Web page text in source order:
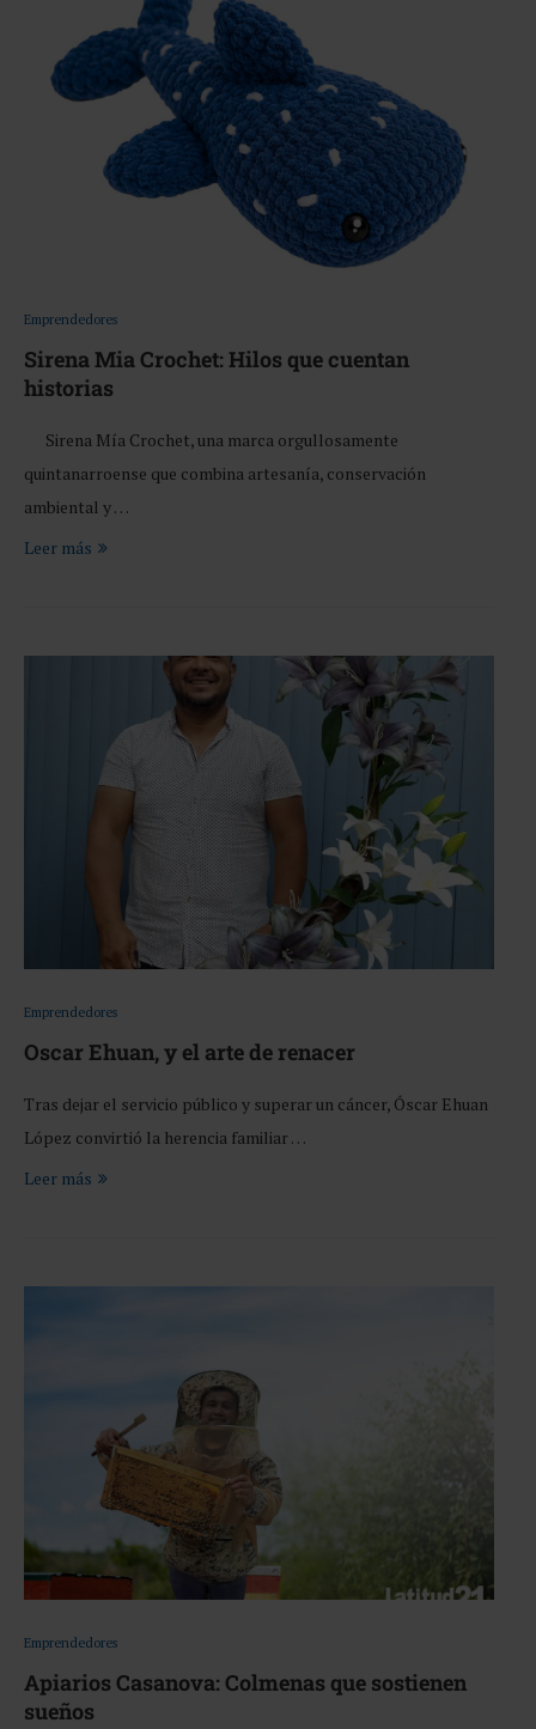
Emprendedores
Sirena Mia Crochet: Hilos que cuentan
historias
Sirena Mía Crochet, una marca orgullosamente
quintanarroense que combina artesanía, conservación
ambiental y …
Leer más
Emprendedores
Oscar Ehuan, y el arte de renacer
Tras dejar el servicio público y superar un cáncer, Óscar Ehuan
López convirtió la herencia familiar …
Leer más
Emprendedores
Apiarios Casanova: Colmenas que sostienen
sueños